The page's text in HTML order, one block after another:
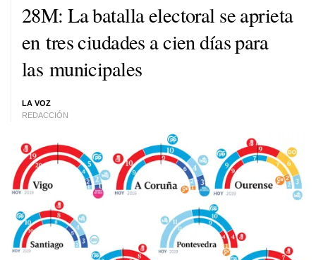
28M: La batalla electoral se aprieta
en tres ciudades a cien días para
las municipales
LA VOZ
REDACCIÓN